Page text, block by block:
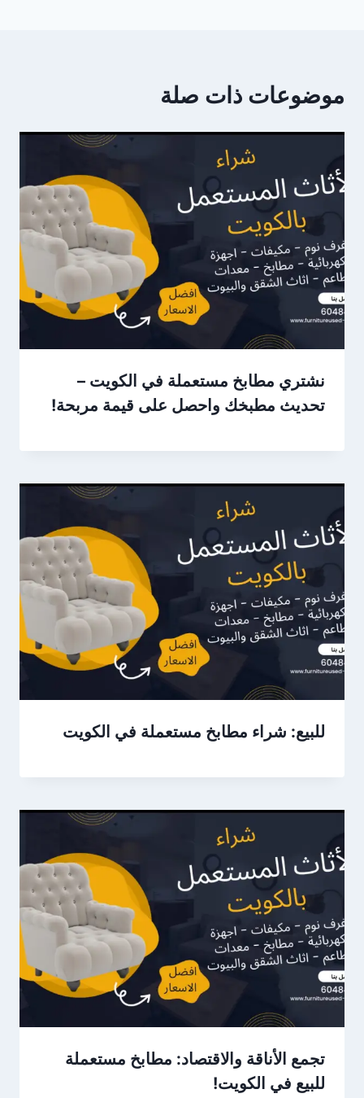
موضوعات ذات صلة
نشتري مطابخ مستعملة في الكويت –
تحديث مطبخك واحصل على قيمة مربحة!
للبيع: شراء مطابخ مستعملة في الكويت
تجمع الأناقة والاقتصاد: مطابخ مستعملة
للبيع في الكويت!